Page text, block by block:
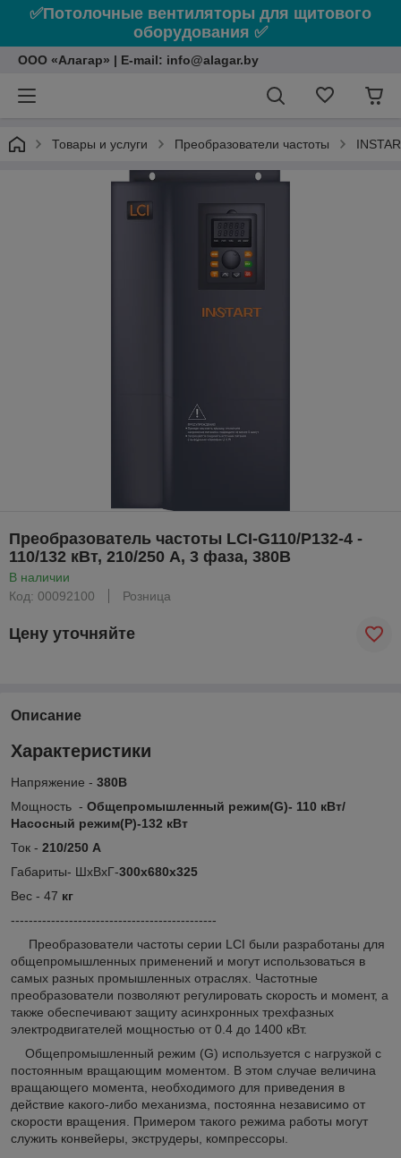
✅Потолочные вентиляторы для щитового
оборудования ✅
ООО «Алагар» | E-mail: info@alagar.by
Товары и услуги Преобразователи частоты
Преобразователь частоты LCI-G110/P132-4 -
110/132 кВт, 210/250 А, 3 фаза, 380В
В наличии
Код: 00092100
Розница
Цену уточняйте
Описание
Характеристики
Напряжение - 380В
Мощность - Общепромышленный режим(G)- 110 кВт/
Насосный режим(P)-132 кВт
Ток - 210/250 А
Габариты- ШхВхГ-300х680х325
Вес - 47 кг
----------------------------------------------
Преобразователи частоты серии LCI были разработаны для
общепромышленных применений и могут использоваться в
самых разных промышленных отраслях. Частотные
преобразователи позволяют регулировать скорость и момент, а
также обеспечивают защиту асинхронных трехфазных
электродвигателей мощностью от 0.4 до 1400 кВт.
Общепромышленный режим (G) используется с нагрузкой с
постоянным вращающим моментом. В этом случае величина
вращающего момента, необходимого для приведения в
действие какого-либо механизма, постоянна независимо от
скорости вращения. Примером такого режима работы могут
служить конвейеры, экструдеры, компрессоры.